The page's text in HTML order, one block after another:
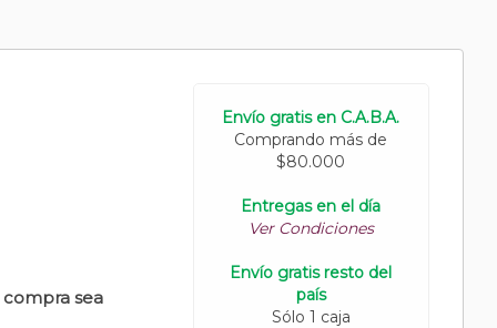
sea
Envío gratis en C.A.B.A.
Comprando más de
$80.000
Entregas en el día
Ver Condiciones
Envío gratis resto del
país
Sólo 1 caja